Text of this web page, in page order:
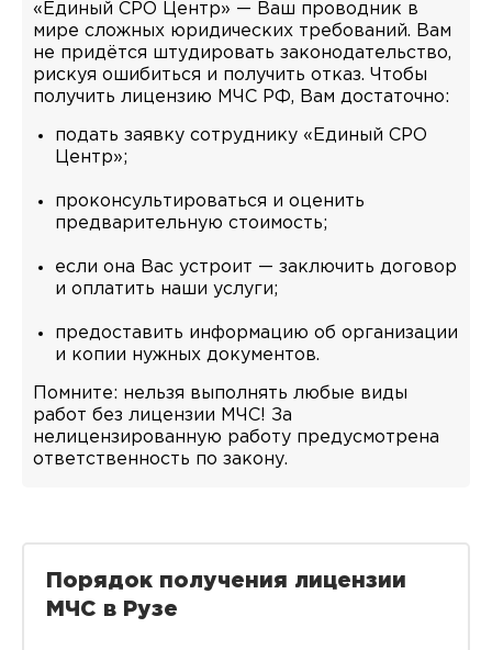
«Единый СРО Центр» — Ваш проводник в
мире сложных юридических требований. Вам
не придётся штудировать законодательство,
рискуя ошибиться и получить отказ. Чтобы
получить лицензию МЧС РФ, Вам достаточно:
подать заявку сотруднику «Единый СРО
Центр»;
проконсультироваться и оценить
предварительную стоимость;
если она Вас устроит — заключить договор
и оплатить наши услуги;
предоставить информацию об организации
и копии нужных документов.
Помните: нельзя выполнять любые виды
работ без лицензии МЧС! За
нелицензированную работу предусмотрена
ответственность по закону.
Порядок получения лицензии
МЧС в Рузе